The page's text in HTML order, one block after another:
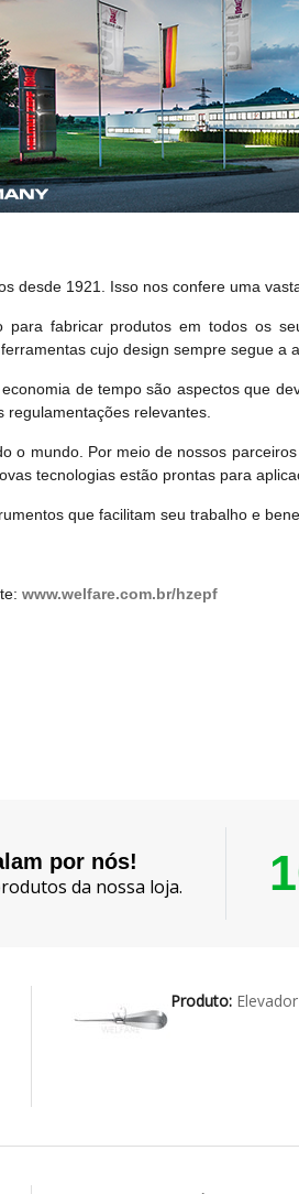
desde 1921. Isso nos confere uma
para fabricar produtos em todos os
cujo design sempre segue a
de tempo são aspectos que
relevantes.
o mundo. Por meio de nossos
tecnologias estão prontas para
que facilitam seu trabalho e
www.welfare.com.br/hzepf
por nós!
da nossa loja.
Produto: